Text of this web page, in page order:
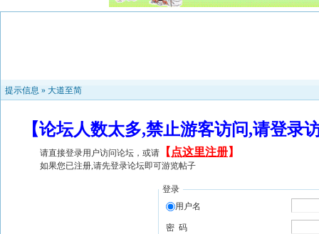
提示信息 » 大道至简
【论坛人数太多,禁止游客访问,请登
请直接登录用户访问论坛，或请 【 点这里注册】
如果您已注册,请先登录论坛即可游览帖子
登录
用户名
密 码